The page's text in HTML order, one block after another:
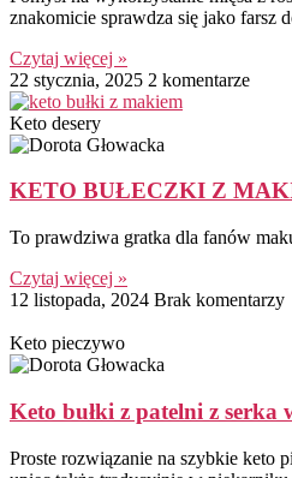
znakomicie sprawdza się jako farsz
Czytaj więcej »
22 stycznia, 2025 2 komentarze
Keto desery
KETO BUŁECZKI Z
To prawdziwa gratka dla fanów
Czytaj więcej »
12 listopada, 2024 Brak komentarzy
Keto pieczywo
Keto bułki z patelni z serka
Proste rozwiązanie na szybkie keto